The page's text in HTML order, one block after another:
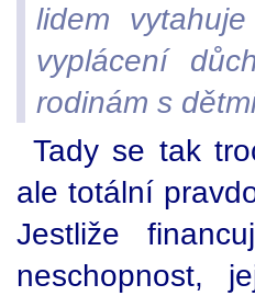
lidem
vyplácení
rodinám s
Tady se tak
ale totální
Jestliže
neschopnost,